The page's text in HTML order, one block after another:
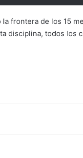
frontera de los 15
disciplina, todos los